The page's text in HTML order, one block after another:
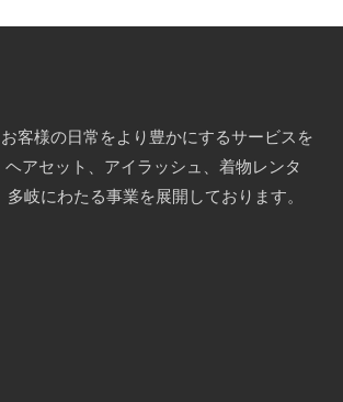
客様の日常をより豊かにするサービスを
アセット、アイラッシュ、着物レンタ
岐にわたる事業を展開しております。